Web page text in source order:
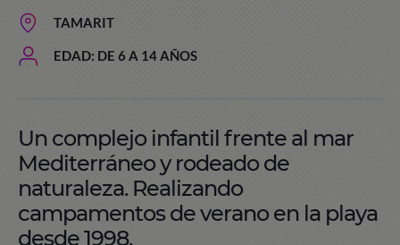
TAMARIT
EDAD: DE 6 A 14 AÑOS
Un complejo infantil frente al mar
Mediterráneo y rodeado de
naturaleza. Realizando
campamentos de verano en la playa
desde 1998.